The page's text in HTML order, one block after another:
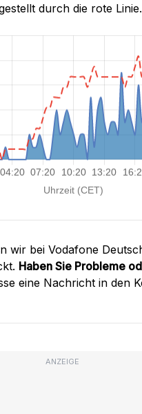
durch die rote Linie.
wir bei Vodafone
Haben Sie Probleme
eine Nachricht in den
ANZEIGE